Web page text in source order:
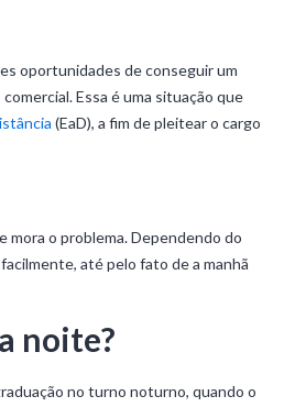
oportunidades de conseguir um
Essa é uma situação que
(EaD), a fim de pleitear o cargo
mora o problema. Dependendo do
até pelo fato de a manhã
noite?
no turno noturno, quando o